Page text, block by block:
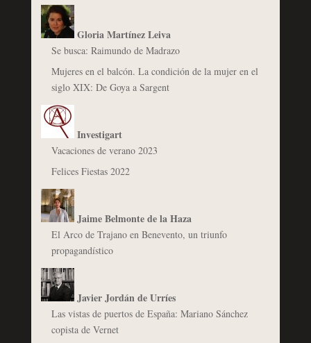
Gloria Martínez Leiva
Se busca: Raimundo de Madrazo
Mujeres en el balcón. La condición de la mujer en el
siglo XIX: De Goya a Sargent
Investigart
Vacaciones de verano 2023
Felices Fiestas 2022
Jaime Belmonte de la Haza
El Arco de Trajano en Benevento, un triunfo
propagandístico
Javier Jordán de Urríes
Las vistas de puertos de España: Mariano Sánchez
copista de Vernet